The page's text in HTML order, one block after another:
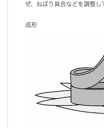
ぜ、ねばり具合などを調整し
成形